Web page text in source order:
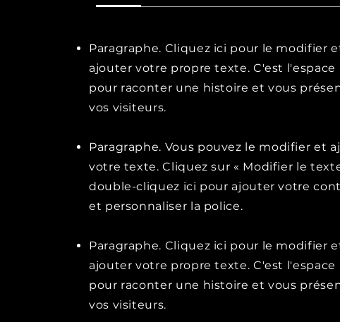
Paragraphe. Cliquez ici pour le modifier
ajouter votre propre texte. C'est l'espace
pour raconter une histoire et vous
vos visiteurs.
Paragraphe. Vous pouvez le modifier et
votre texte. Cliquez sur « Modifier le
double-cliquez ici pour ajouter votre
et personnaliser la police.
Paragraphe. Cliquez ici pour le modifier
ajouter votre propre texte. C'est l'espace
pour raconter une histoire et vous
vos visiteurs.